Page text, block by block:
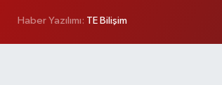
Haber Yazılımı: TE Bilişim